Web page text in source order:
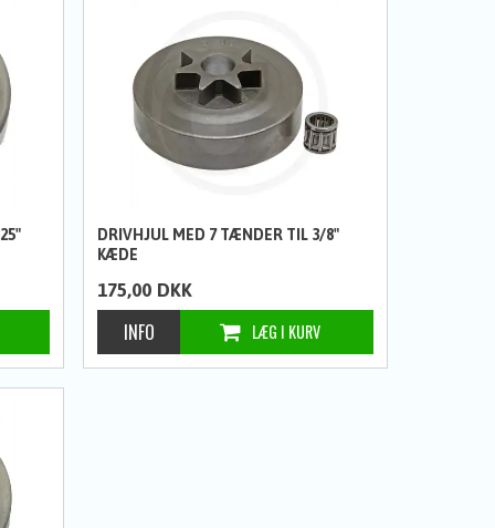
DRIVHJUL MED 7 TÆNDER TIL 3/8"
KÆDE
175,00 DKK